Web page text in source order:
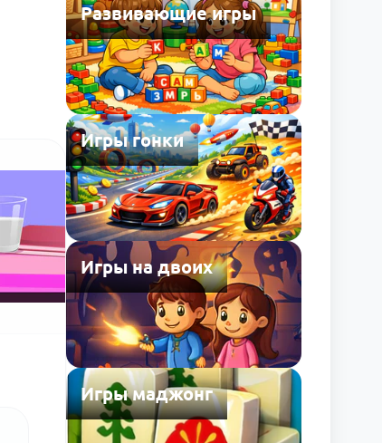
Развивающие игры
Игры гонки
Игры на двоих
Игры маджонг